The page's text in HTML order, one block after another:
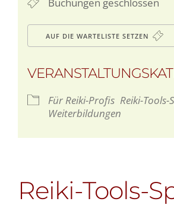
AUF DIE WARTELISTE SETZEN
Für Reiki-Profis Reiki-Tools-
Weiterbildungen
Reiki-Tools-